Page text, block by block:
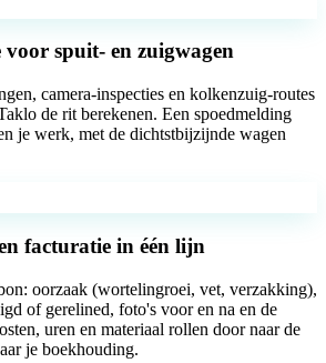
spuit- en zuigwagen
camera-inspecties en kolkenzuig-routes
de rit berekenen. Een spoedmelding
je werk, met de dichtstbijzijnde wagen
facturatie in één lijn
oorzaak (wortelingroei, vet, verzakking),
of gerelined, foto's voor en na en de
uren en materiaal rollen door naar de
je boekhouding.